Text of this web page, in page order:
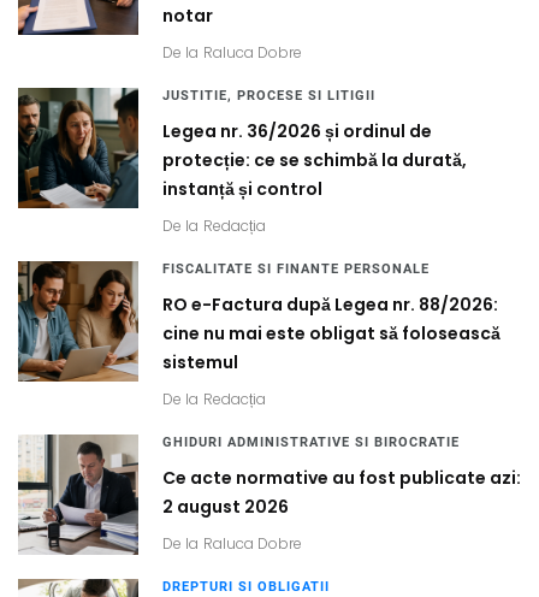
notar
De la Raluca Dobre
JUSTITIE, PROCESE SI LITIGII
Legea nr. 36/2026 și ordinul de
protecție: ce se schimbă la durată,
instanță și control
De la Redacția
FISCALITATE SI FINANTE PERSONALE
RO e-Factura după Legea nr. 88/2026:
cine nu mai este obligat să folosească
sistemul
De la Redacția
GHIDURI ADMINISTRATIVE SI BIROCRATIE
Ce acte normative au fost publicate azi:
2 august 2026
De la Raluca Dobre
DREPTURI SI OBLIGATII